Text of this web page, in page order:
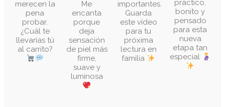
merecen la
pena
probar.
¿Cuál te
llevarías tú
al carrito?
Me
encanta
porque
deja
sensación
de piel más
firme,
suave y
luminosa
importantes.
Guarda
este vídeo
para tu
próxima
lectura en
familia
práctico,
bonito y
pensado
para esta
nueva
etapa tan
especial